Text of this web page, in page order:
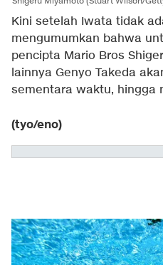
Kini setelah Iwata tidak
mengumumkan bahwa
pencipta Mario Bros
lainnya Genyo Takeda
sementara waktu, hingga
(tyo/eno)